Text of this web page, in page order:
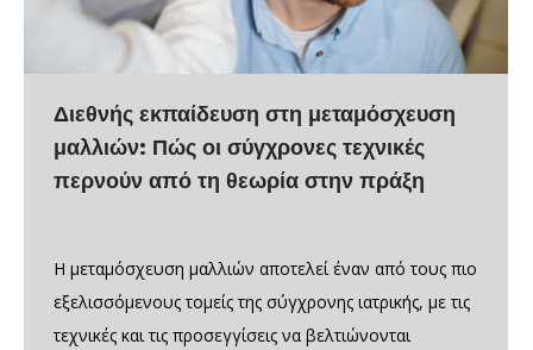
Διεθνής εκπαίδευση στη μεταμόσχευση
μαλλιών: Πώς οι σύγχρονες τεχνικές
περνούν από τη θεωρία στην πράξη
Η μεταμόσχευση μαλλιών αποτελεί έναν από τους πιο
εξελισσόμενους τομείς της σύγχρονης ιατρικής, με τις
τεχνικές και τις προσεγγίσεις να βελτιώνονται